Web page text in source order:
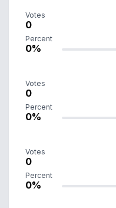
Votes
0
Percent
0%
Votes
0
Percent
0%
Votes
0
Percent
0%